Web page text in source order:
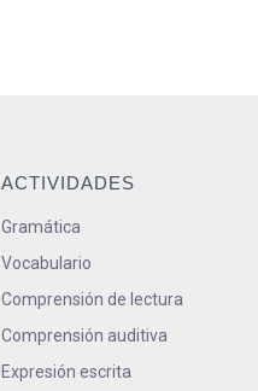
ACTIVIDADES
Gramática
Vocabulario
Comprensión de lectura
Comprensión auditiva
Expresión escrita